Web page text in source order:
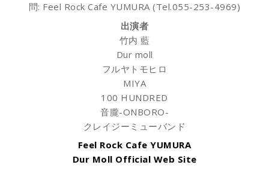
問: Feel Rock Cafe YUMURA (Tel.055-253-4969)
出演者
竹内 藍
Dur moll
フルヤトモヒロ
MIYA
100 HUNDRED
音朧-ONBORO-
クレイジーミューバンド
Feel Rock Cafe YUMURA
Dur Moll Official Web Site